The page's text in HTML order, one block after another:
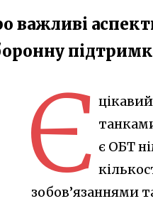
важливі
Є є ОБТ
зобов’язаннями